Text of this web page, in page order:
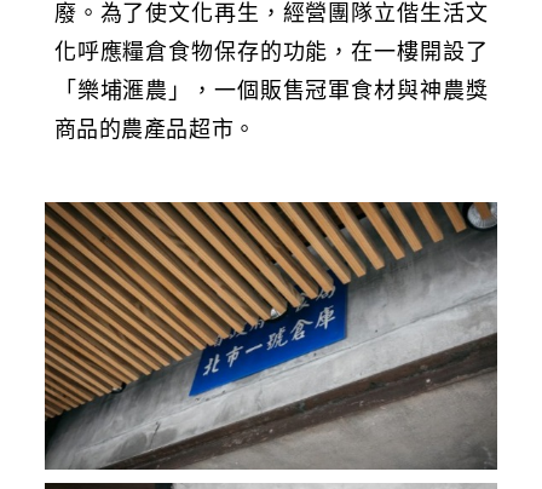
廢。為了使文化再生，經營團隊立偕生活文
化呼應糧倉食物保存的功能，在一樓開設了
「樂埔滙農」，一個販售冠軍食材與神農獎
商品的農產品超市。